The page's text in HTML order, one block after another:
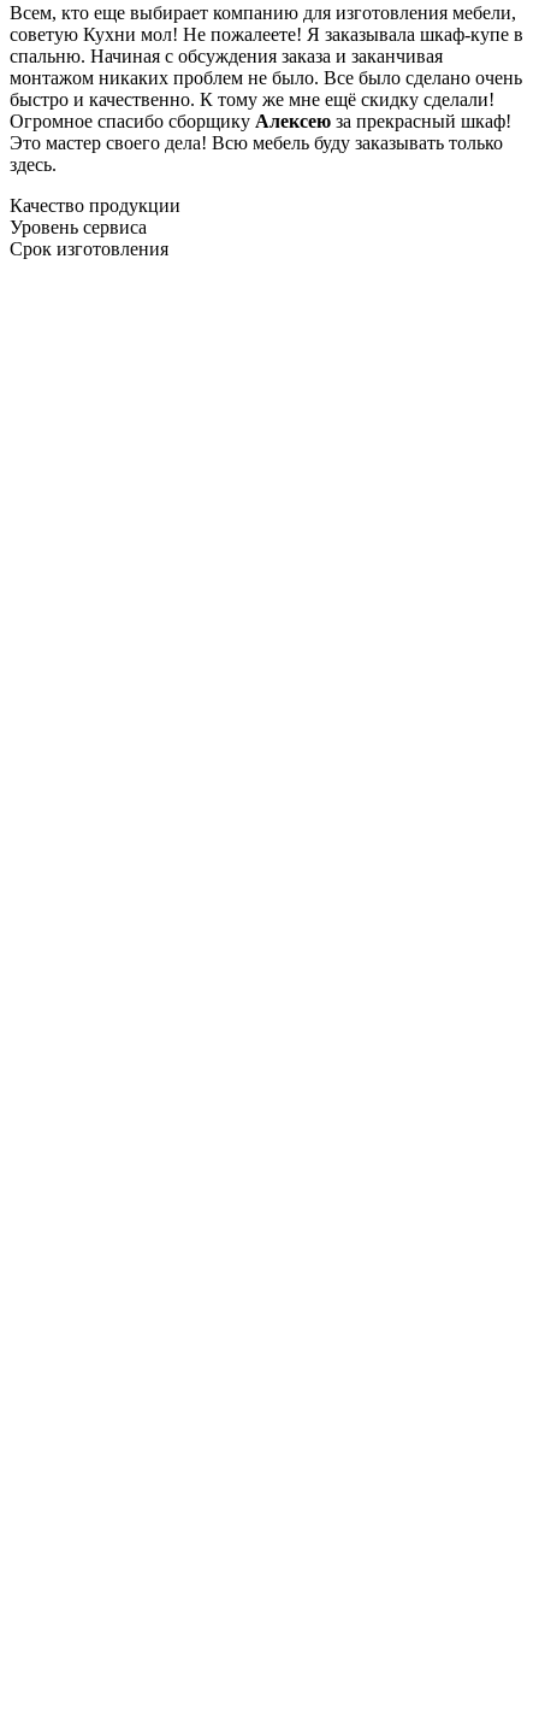
Всем, кто еще выбирает компанию для изготовления мебели,
советую Кухни мол! Не пожалеете! Я заказывала шкаф-купе в
спальню. Начиная с обсуждения заказа и заканчивая
монтажом никаких проблем не было. Все было сделано очень
быстро и качественно. К тому же мне ещё скидку сделали!
Огромное спасибо сборщику Алексею за прекрасный шкаф!
Это мастер своего дела! Всю мебель буду заказывать только
здесь.
Качество продукции
Уровень сервиса
Срок изготовления